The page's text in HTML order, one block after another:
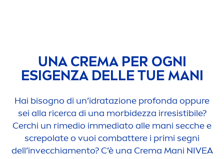
UNA CREMA PER OGNI
ESIGENZA DELLE TUE MANI
Hai bisogno di un’idratazione profonda oppure
sei alla ricerca di una morbidezza irresistibile?
Cerchi un rimedio immediato alle mani secche e
screpolate o vuoi combattere i primi segni
dell’invecchiamento? C’è una Crema Mani NIVEA